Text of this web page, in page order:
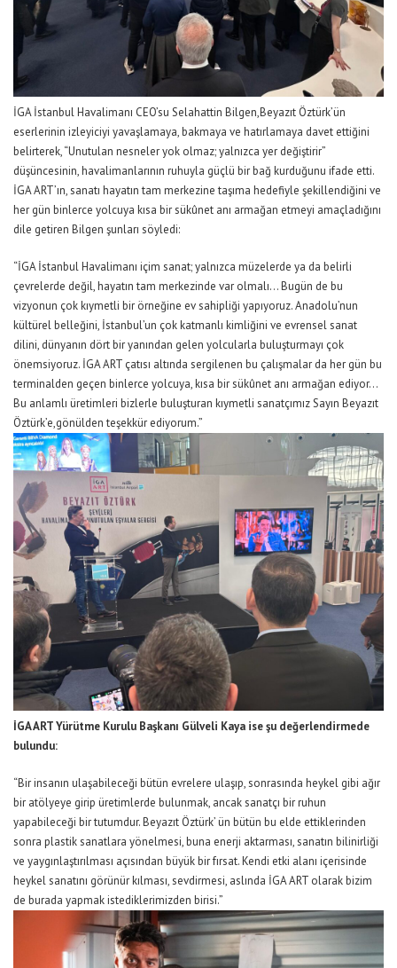
İGA İstanbul Havalimanı CEO’su Selahattin Bilgen,Beyazıt Öztürk’ün
eserlerinin izleyiciyi yavaşlamaya, bakmaya ve hatırlamaya davet ettiğini
belirterek, “Unutulan nesneler yok olmaz; yalnızca yer değiştirir”
düşüncesinin, havalimanlarının ruhuyla güçlü bir bağ kurduğunu ifade etti.
İGAART’ın, sanatı hayatın tam merkezine taşıma hedefiyle şekillendiğini ve
her gün binlerce yolcuya kısa bir sükûnet anı armağan etmeyi amaçladığını
dile getiren Bilgen şunları söyledi:
“İGA İstanbul Havalimanı içim sanat; yalnızca müzelerde ya da belirli
çevrelerde değil, hayatın tam merkezinde var olmalı…Bugün de bu
vizyonun çok kıymetli bir örneğine ev sahipliği yapıyoruz.Anadolu’nun
kültürel belleğini, İstanbul’un çok katmanlı kimliğini ve evrensel sanat
dilini, dünyanın dört bir yanından gelen yolcularla buluşturmayı çok
önemsiyoruz. İGA ART çatısı altında sergilenen bu çalışmalar da her gün bu
terminalden geçen binlerce yolcuya, kısa bir sükûnet anı armağan ediyor…
Bu anlamlı üretimleri bizlerle buluşturan kıymetli sanatçımız Sayın Beyazıt
Öztürk’e,gönülden teşekkür ediyorum.”
İGA ART Yürütme Kurulu Başkanı Gülveli Kaya ise şu değerlendirmede
bulundu:
“Bir insanın ulaşabileceği bütün evrelere ulaşıp, sonrasında heykel gibi ağır
bir atölyeye girip üretimlerde bulunmak, ancak sanatçı bir ruhun
yapabileceği bir tutumdur. Beyazıt Öztürk’ ün bütün bu elde ettiklerinden
sonra plastik sanatlara yönelmesi, buna enerji aktarması, sanatın bilinirliği
ve yaygınlaştırılması açısından büyük bir fırsat. Kendi etki alanı içerisinde
heykel sanatını görünür kılması, sevdirmesi, aslında İGA ART olarak bizim
de burada yapmak istediklerimizden birisi.”